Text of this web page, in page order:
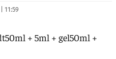
11:59
+ 5ml + gel50ml +